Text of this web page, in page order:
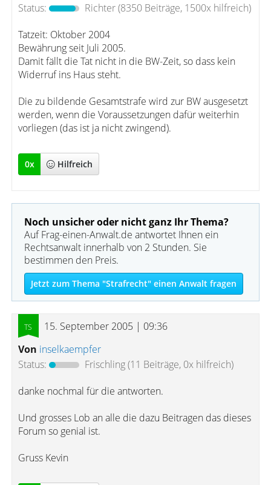
Status:
Richter(8350 Beiträge, 1500x hilfreich)
Tatzeit: Oktober 2004
Bewährung seit Juli 2005.
Damit fällt die Tat nicht in die BW-Zeit, so dass kein
Widerruf ins Haus steht.
Die zu bildende Gesamtstrafe wird zur BW ausgesetzt
werden, wenn die Voraussetzungen dafür weiterhin
vorliegen (das ist ja nicht zwingend).
0x Hilfreich
Noch unsicher oder nicht ganz Ihr Thema?
Auf Frag-einen-Anwalt.de antwortet Ihnen ein
Rechtsanwalt innerhalb von 2 Stunden. Sie
bestimmen den Preis.
Jetzt zum Thema "Strafrecht" einen Anwalt fragen
15. September 2005 | 09:36
Von inselkaempfer
Status:
Frischling(11 Beiträge, 0x hilfreich)
danke nochmal für die antworten.
Und grosses Lob an alle die dazu Beitragen das dieses
Forum so genial ist.
Gruss Kevin